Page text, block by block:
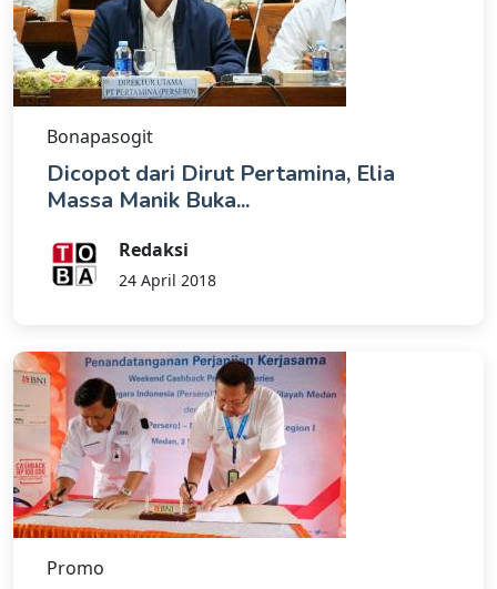
Bonapasogit
Dicopot dari Dirut Pertamina, Elia
Massa Manik Buka...
Redaksi
24 April 2018
Promo